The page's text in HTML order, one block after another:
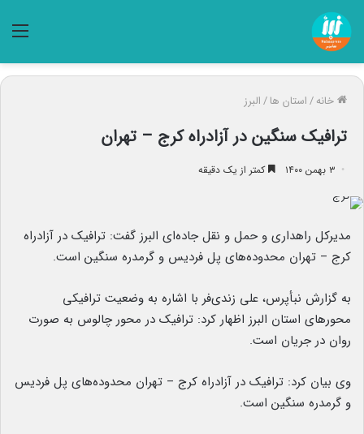
خانه/استان ها/البرز
ترافیک سنگین در آزادراه کرج – تهران
۳ بهمن ۱۴۰۰ کمتر از یک دقیقه
مدیرکل راهداری و حمل و نقل جاده‌ای البرز گفت: ترافیک در آزادراه
کرج – تهران محدوده‌های پل فردیس و گرمدره سنگین است.
به گزارش نبأپرس، علی زندی‌فر با اشاره به وضعیت ترافیکی
محورهای استان البرز اظهار کرد: ترافیک در محور چالوس به صورت
روان در جریان است.
وی بیان کرد: ترافیک در آزادراه کرج – تهران محدوده‌های پل فردیس
و گرمدره سنگین است.